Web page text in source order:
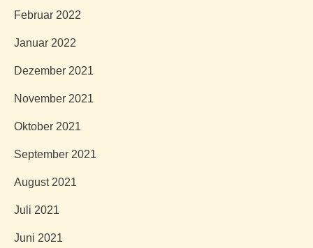
Februar 2022
Januar 2022
Dezember 2021
November 2021
Oktober 2021
September 2021
August 2021
Juli 2021
Juni 2021